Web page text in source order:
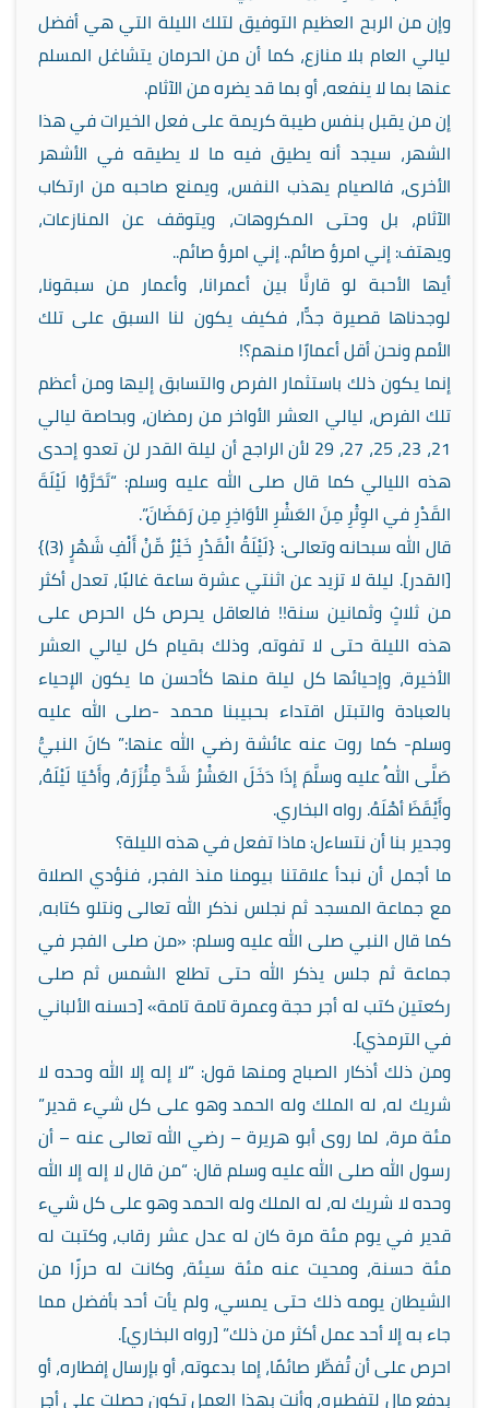
وإن من الربح العظيم التوفيق لتلك الليلة التي هي أفضل
ليالي العام بلا منازع، كما أن من الحرمان يتشاغل المسلم
عنها بما لا ينفعه، أو بما قد يضره من الآثام.
إن من يقبل بنفس طيبة كريمة على فعل الخيرات في هذا
الشهر، سيجد أنه يطيق فيه ما لا يطيقه في الأشهر
الأخرى، فالصيام يهذب النفس، ويمنع صاحبه من ارتكاب
الآثام، بل وحتى المكروهات، ويتوقف عن المنازعات،
ويهتف: إني امرؤ صائم.. إني امرؤ صائم..
أيها الأحبة لو قارنَّا بين أعمرانا، وأعمار من سبقونا،
لوجدناها قصيرة جدًّا، فكيف يكون لنا السبق على تلك
الأمم ونحن أقل أعمارًا منهم؟!
إنما يكون ذلك باستثمار الفرص والتسابق إليها ومن أعظم
تلك الفرص، ليالي العشر الأواخر من رمضان، وبحاصة ليالي
21، 23، 25، 27، 29 لأن الراجح أن ليلة القدر لن تعدو إحدى
هذه الليالي كما قال صلى الله عليه وسلم: “تَحَرَّوْا لَيْلَةَ
القَدْرِ في الوِتْرِ مِنَ العَشْرِ الأوَاخِرِ مِن رَمَضَانَ.”.
قال الله سبحانه وتعالى: {لَيْلَةُ الْقَدْرِ خَيْرٌ مِّنْ أَلْفِ شَهْرٍ (3)}
[القدر]. ليلة لا تزيد عن اثنتي عشرة ساعة غالبًا، تعدل أكثر
من ثلاثٍ وثمانين سنة!! فالعاقل يحرص كل الحرص على
هذه الليلة حتى لا تفوته، وذلك بقيام كل ليالي العشر
الأخيرة، وإحيائها كل ليلة منها كأحسن ما يكون الإحياء
بالعبادة والتبتل اقتداء بحبيبنا محمد -صلى الله عليه
وسلم- كما روت عنه عائشة رضي الله عنها:” كانَ النبيُّ
صَلَّى اللهُ عليه وسلَّمَ إذَا دَخَلَ العَشْرُ شَدَّ مِئْزَرَهُ، وأَحْيَا لَيْلَهُ،
وأَيْقَظَ أهْلَهُ. رواه البخاري.
وجدير بنا أن نتساءل: ماذا تفعل في هذه الليلة؟
ما أجمل أن نبدأ علاقتنا بيومنا منذ الفجر، فنؤدي الصلاة
مع جماعة المسجد ثم نجلس نذكر الله تعالى ونتلو كتابه،
كما قال النبي صلى الله عليه وسلم: «من صلى الفجر في
جماعة ثم جلس يذكر الله حتى تطلع الشمس ثم صلى
ركعتين كتب له أجر حجة وعمرة تامة تامة» [حسنه الألباني
في الترمذي].
ومن ذلك أذكار الصباح ومنها قول: “لا إله إلا الله وحده لا
شريك له، له الملك وله الحمد وهو على كل شيء قدير”
مئة مرة، لما روى أبو هريرة – رضي الله تعالى عنه – أن
رسول الله صلى الله عليه وسلم قال: “من قال لا إله إلا الله
وحده لا شريك له، له الملك وله الحمد وهو على كل شيء
قدير في يوم مئة مرة كان له عدل عشر رقاب، وكتبت له
مئة حسنة، ومحيت عنه مئة سيئة، وكانت له حرزًا من
الشيطان يومه ذلك حتى يمسي، ولم يأت أحد بأفضل مما
جاء به إلا أحد عمل أكثر من ذلك” [رواه البخاري].
احرص على أن تُفطِّر صائمًا، إما بدعوته، أو بإرسال إفطاره، أو
بدفع مال لتفطيره، وأنت بهذا العمل تكون حصلت على أجر